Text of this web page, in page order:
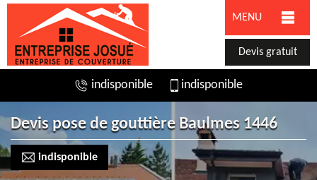
MENU
Devis gratuit
indisponible indisponible
Devis pose de gouttière Baulmes 1446
indisponible